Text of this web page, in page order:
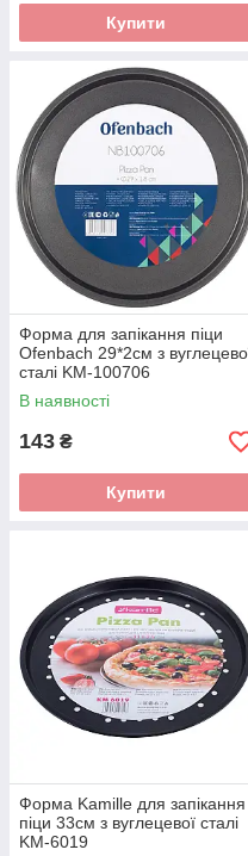
Купити
Форма для запікання піци
Ofenbach 29*2см з
сталі KM-100706
В наявності
143 ₴
Купити
Форма Kamille для запікання
піци 33см з вуглецевої сталі
KM-6019